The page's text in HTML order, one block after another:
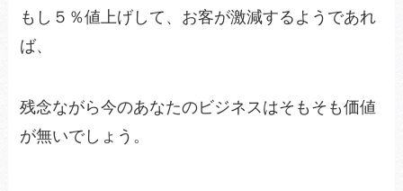
もし５％値上げして、お客が激減するようであれ
ば、
残念ながら今のあなたのビジネスはそもそも価値
が無いでしょう。